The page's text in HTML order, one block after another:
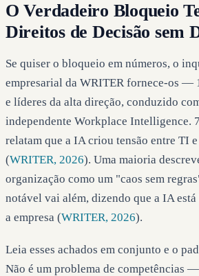
O Verdadeiro Bloqueio
Direitos de Decisão sem
Se quiser o bloqueio em números, o
empresarial da WRITER fornece-os —
e líderes da alta direção, conduzido
independente Workplace Intelligence.
relatam que a IA criou tensão entre TI
(WRITER, 2026). Uma maioria
organização como um "caos sem
notável vai além, dizendo que a IA
a empresa (WRITER, 2026).
Leia esses achados em conjunto e o
Não é um problema de competências